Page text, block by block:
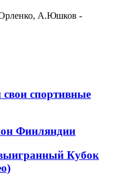
А.Юшков -
спортивные
Финляндии
Кубок